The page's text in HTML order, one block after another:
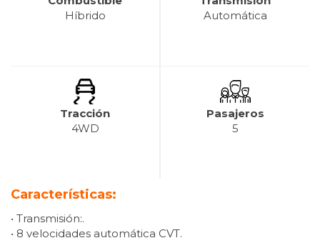
Híbrido
Automática
Tracción
4WD
Pasajeros
5
Características:
• Transmisión:.
• 8 velocidades automática CVT.